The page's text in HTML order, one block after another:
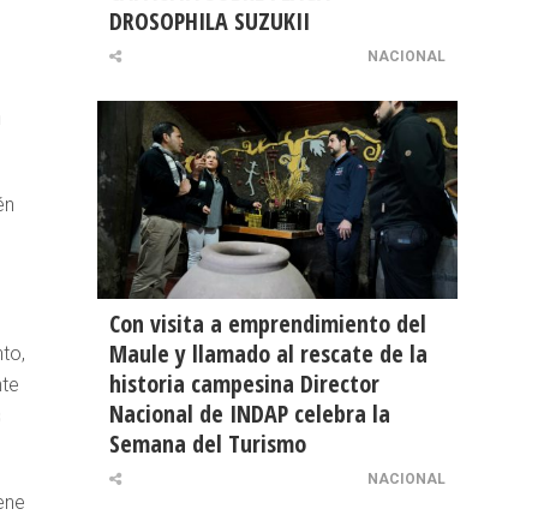
DROSOPHILA SUZUKII
NACIONAL
Con visita a emprendimiento del
Maule y llamado al rescate de la
historia campesina Director
Nacional de INDAP celebra la
Semana del Turismo
NACIONAL